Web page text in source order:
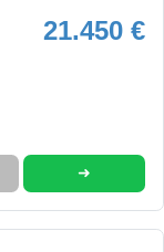
21.450 €
➜